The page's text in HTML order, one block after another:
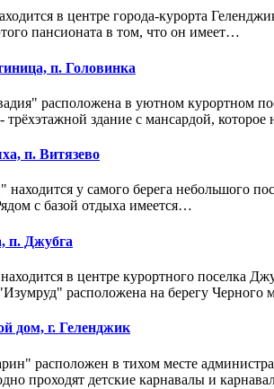
в центре города-курорта
пансионата в том, что он имеет…
п. Головинка
расположена в уютном курортном
здание с мансардой, которое
п. Витязево
у самого берега небольшого
с базой отдыха имеется…
п. Джубга
в центре курортного поселка
расположена на берегу Черного
дом, г. Геленджик
расположен в тихом месте
проходят детские карнавалы и